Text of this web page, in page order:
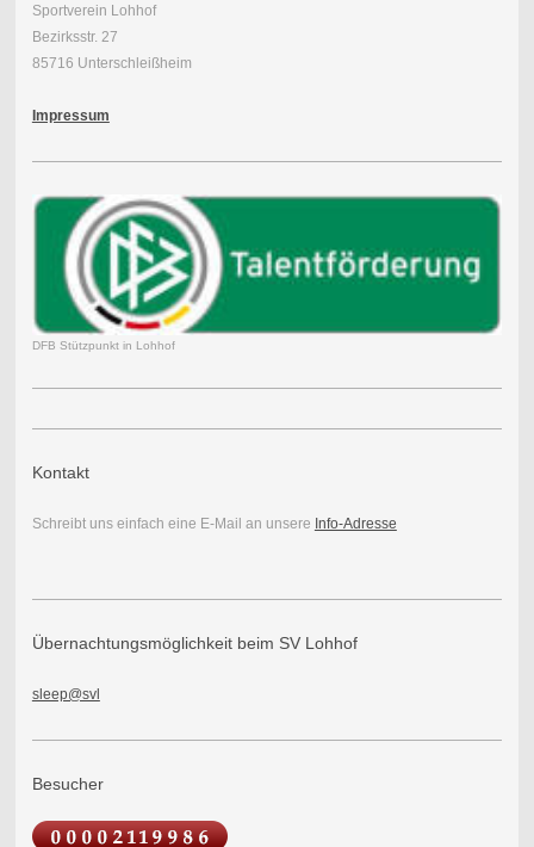
Sportverein Lohhof
Bezirksstr. 27
85716 Unterschleißheim
Impressum
DFB Stützpunkt in Lohhof
Kontakt
Schreibt uns einfach eine E-Mail an unsere Info-Adresse
Übernachtungsmöglichkeit beim SV Lohhof
sleep@svl
Besucher